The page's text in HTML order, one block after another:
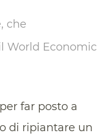
che
World Economic
per far posto a
di ripiantare un